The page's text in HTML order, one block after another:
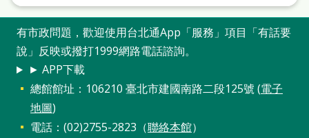
隱
私
權
及
有市政問題，歡迎使用台北通App「服務」項目「有話要
說」反映或撥打1999網路電話諮詢。
► APP下載
總館館址：106210 臺北市建國南路二段125號 (電子
地圖)
電話：(02)2755-2823（聯絡本館）